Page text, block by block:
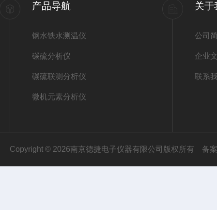
产品导航
钢水铁水测温仪
碳硫分析仪
碳硫联测分析仪
微机元素分析仪
关于
公司
企业
联系
Copyright © 2026南京德捷电子仪器有限公司版权所有 备